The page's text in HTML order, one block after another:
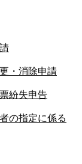
・消除申請
紛失申告
の指定に係る